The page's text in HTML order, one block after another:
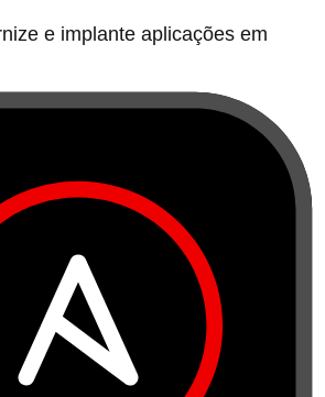
e implante aplicações em